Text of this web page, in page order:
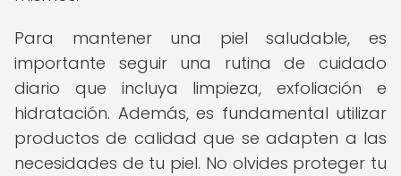
Para mantener una piel saludable, es
importante seguir una rutina de cuidado
diario que incluya limpieza, exfoliación e
hidratación. Además, es fundamental utilizar
productos de calidad que se adapten a las
necesidades de tu piel. No olvides proteger tu